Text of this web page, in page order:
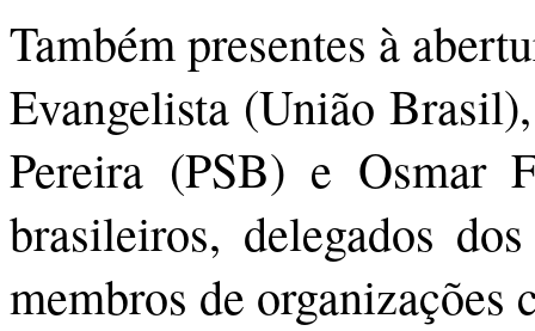
Também presentes à
Evangelista (União
Pereira (PSB) e Osmar
brasileiros, delegados
membros de organizações